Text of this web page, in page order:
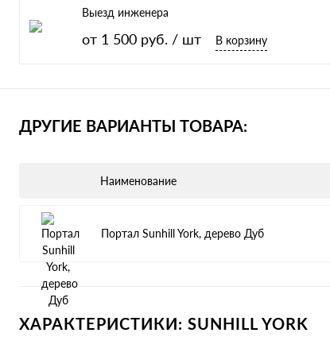
Выезд инженера
от 1 500 руб. / шт В корзину
ДРУГИЕ ВАРИАНТЫ ТОВАРА:
Наименование
Портал Sunhill York, дерево Дуб
ХАРАКТЕРИСТИКИ: SUNHILL YORK